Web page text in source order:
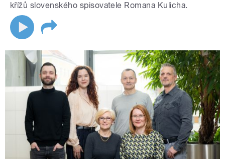
křížů slovenského spisovatele Romana Kulicha.